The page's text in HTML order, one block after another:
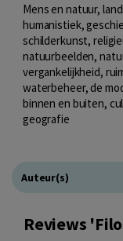
Mens en natuur,
humanistiek,
schilderkunst,
natuurbeelden,
vergankelijkheid,
waterbeheer, de
binnen en buiten,
geografie
Auteur(s)
Reviews